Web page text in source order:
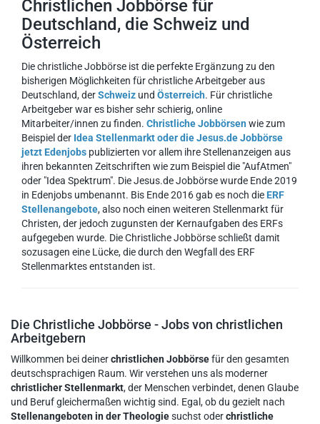
Christlichen Jobbörse für
Deutschland, die Schweiz und
Österreich
Die christliche Jobbörse ist die perfekte Ergänzung zu den
bisherigen Möglichkeiten für christliche Arbeitgeber aus
Deutschland, derSchweiz und Österreich. Für christliche
Arbeitgeber war es bisher sehr schierig, online
Mitarbeiter/innen zu finden. Christliche Jobbörsen wie zum
Beispiel der Idea Stellenmarkt oder die Jesus.de Jobbörse
jetzt Edenjobs publizierten vor allem ihre Stellenanzeigen aus
ihren bekannten Zeitschriften wie zum Beispiel die "AufAtmen"
oder "Idea Spektrum". Die Jesus.de Jobbörse wurde Ende 2019
in Edenjobs umbenannt. Bis Ende 2016 gab es noch die ERF
Stellenangebote, also noch einen weiteren Stellenmarkt für
Christen, der jedoch zugunsten der Kernaufgaben des ERFs
aufgegeben wurde. Die Christliche Jobbörse schließt damit
sozusagen eine Lücke, die durch den Wegfall des ERF
Stellenmarktes entstanden ist.
Die Christliche Jobbörse - Jobs von christlichen
Arbeitgebern
Willkommen bei deinerchristlichen Jobbörsefür den gesamten
deutschsprachigen Raum. Wir verstehen uns als moderner
christlicher Stellenmarkt, der Menschen verbindet, denen Glaube
und Beruf gleichermaßen wichtig sind. Egal, ob du gezielt nach
Stellenangeboten in der Theologiesuchst oderchristliche